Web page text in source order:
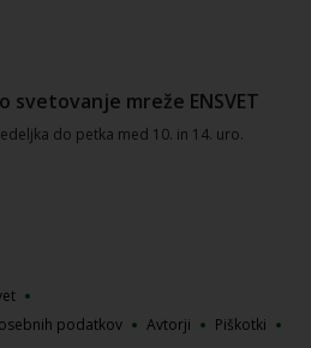
mreže ENSVET
do petka med 10. in 14. uro.
podatkov
Avtorji
Piškotki